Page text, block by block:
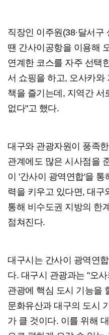
직장인 이주원(38·달서
땐 간사이공항을 이용해
연계한 코스를 자주 선택
서 쇼핑을 하고, 오사카와
책을 즐기는데, 지역간 서
없다"고 했다.
대구와 관광자원이 풍족
관계에도 많은 시사점을
이 '간사이 광역연합'을 통
력을 키우고 있다면, 대구
통해 비수도권 지방의 한
점쳐진다.
대구시는 간사이 광역연
다. 대구시 관광과는 "오
관광에 핵심 도시 기능을
문화유산과 대구의 도시
가 클 것이다. 이를 위해